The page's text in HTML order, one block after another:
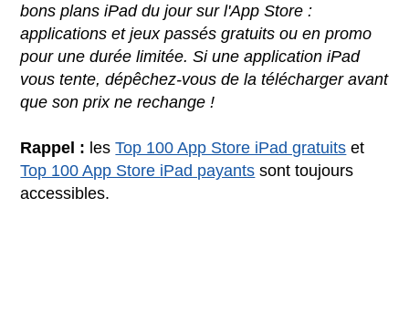
bons plans iPad du jour sur l'App Store :
applications et jeux passés gratuits ou en promo
pour une durée limitée. Si une application iPad
vous tente, dépêchez-vous de la télécharger avant
que son prix ne rechange !
Rappel : lesTop 100 App Store iPad gratuits et
Top 100 App Store iPad payants sont toujours
accessibles.